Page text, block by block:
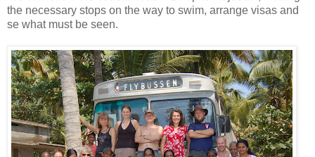
the necessary stops on the way to swim, arrange visas and
se what must be seen.